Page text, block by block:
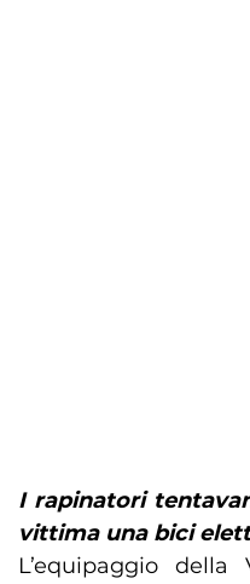
I rapinatori
vittima una bici
L’equipaggio